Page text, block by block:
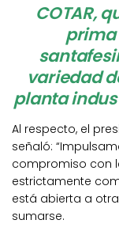
COTAR,
prima
variedad
planta
Al respecto, el
señaló:
compromiso con
estrictamente
está abierta a
sumarse.